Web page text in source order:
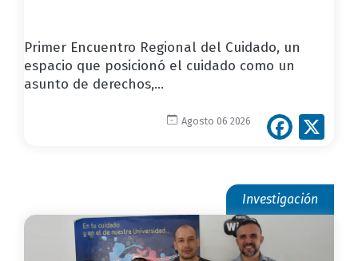
Primer Encuentro Regional del Cuidado, un
espacio que posicionó el cuidado como un
asunto de derechos,...
Agosto 06 2026
Investigación